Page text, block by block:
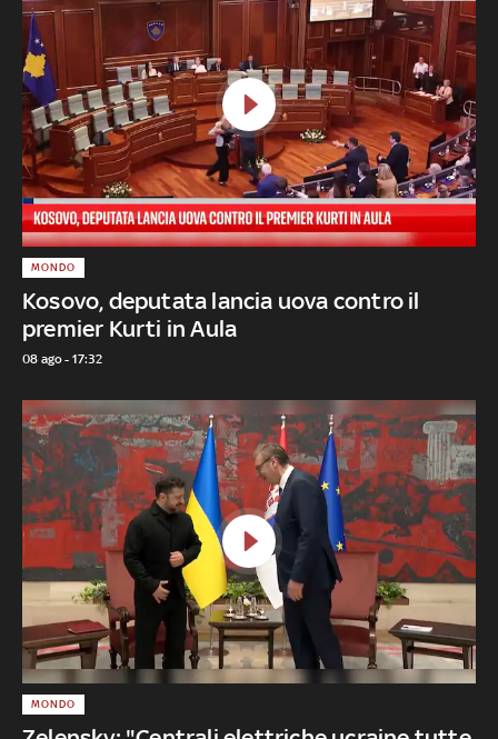
Kosovo, deputata lancia uova contro il
premier Kurti in Aula
MONDO
08 ago - 17:32
MONDO